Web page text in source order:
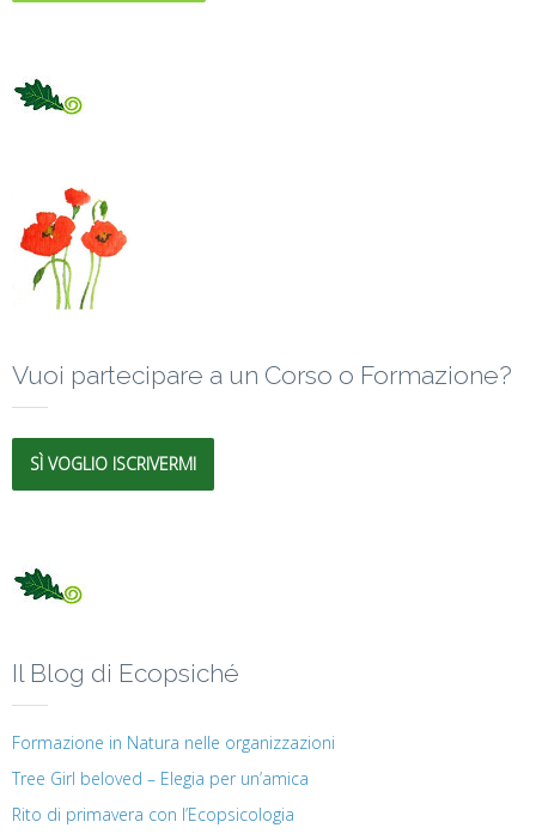
Vuoi partecipare a un Corso o Formazione?
SÌ VOGLIO ISCRIVERMI
Il Blog di Ecopsiché
Formazione in Natura nelle organizzazioni
Tree Girl beloved – Elegia per un’amica
Rito di primavera con l’Ecopsicologia